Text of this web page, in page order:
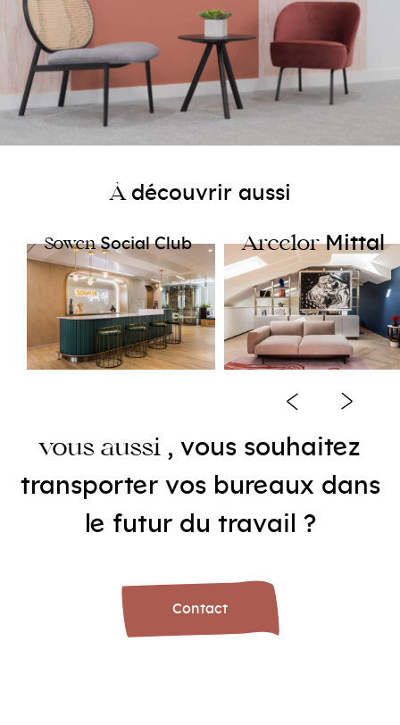
À découvrir aussi
SowenSocial Club ArcelorMittal​
vous aussi , vous souhaitez
transportervos bureaux dans
l
e futur du travail ?
Contact